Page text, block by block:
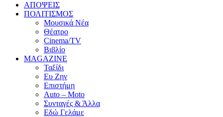
ΑΠΟΨΕΙΣ
ΠΟΛΙΤΙΣΜΟΣ
Μουσικά Νέα
Θέατρο
Cinema/TV
Βιβλίο
MAGAZINE
Ταξίδι
Ευ Ζην
Επιστήμη
Auto – Moto
Συνταγές & Άλλα
Εδώ Γελάμε